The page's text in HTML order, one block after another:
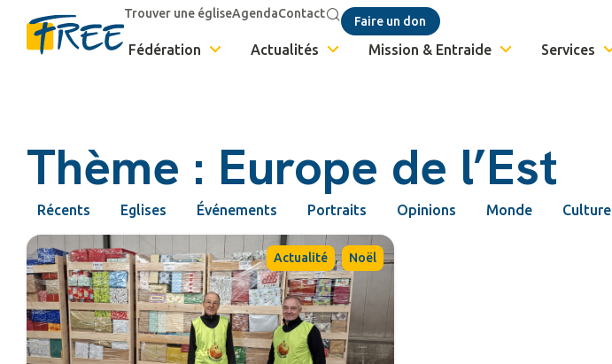
Trouver une égliseAgendaContact
Faire un don
Fédération Actualités Mission & Entraide Services
Thème : Europe de l’Est
Récents Eglises Événements Portraits Opinions Monde Culture
Actualité , Noël